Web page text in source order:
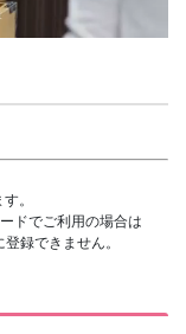
。
ドでご利用の場合は
録できません。